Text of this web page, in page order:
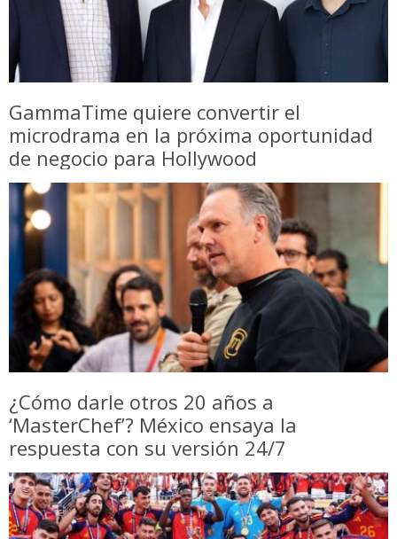
GammaTime quiere convertir el
microdrama en la próxima oportunidad
de negocio para Hollywood
¿Cómo darle otros 20 años a
‘MasterChef’? México ensaya la
respuesta con su versión 24/7